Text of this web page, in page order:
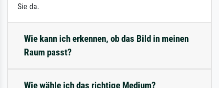
Sie da.
Wie kann ich erkennen, ob das Bild in meinen
Raum passt?
Wie wähle ich das richtige Medium?